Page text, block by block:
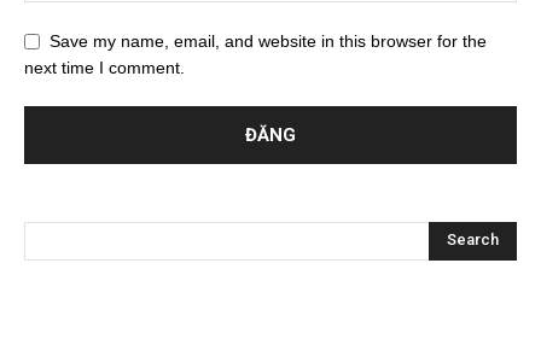
Save my name, email, and website in this browser for the
next time I comment.